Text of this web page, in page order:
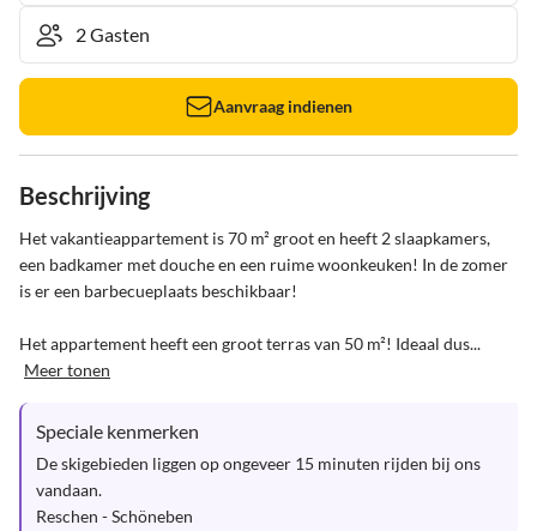
Aanvraag indienen
Beschrijving
Het vakantieappartement is 70 m² groot en heeft 2 slaapkamers,
een badkamer met douche en een ruime woonkeuken! In de zomer
is er een barbecueplaats beschikbaar!
Het appartement heeft een groot terras van 50 m²! Ideaal dus...
Meer tonen
Speciale kenmerken
De skigebieden liggen op ongeveer 15 minuten rijden bij ons
vandaan.
Reschen - Schöneben